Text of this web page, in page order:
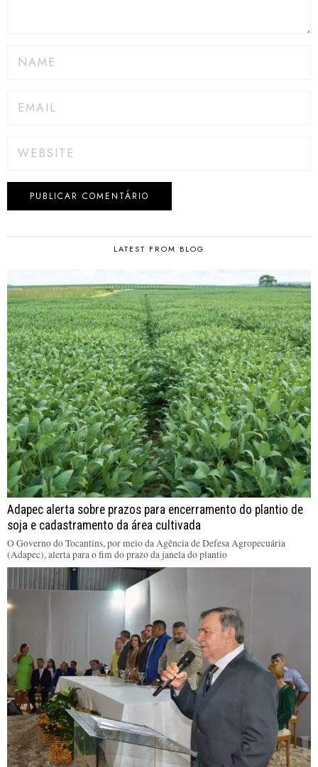
LATEST FROM BLOG
Adapec alerta sobre prazos para encerramento do plantio de
soja e cadastramento da área cultivada
O Governo do Tocantins, por meio da Agência de Defesa Agropecuária
(Adapec), alerta para o fim do prazo da janela do plantio